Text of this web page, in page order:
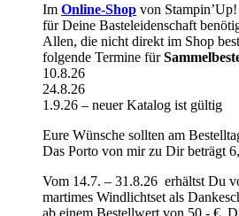
Im Online-Shop von
für Deine Basteleidenschaft
Allen, die nicht direkt im Shop
folgende Termine für
10.8.26
24.8.26
1.9.26 – neuer Katalog ist gültig
Eure Wünsche sollten am
Das Porto von mir zu Dir beträgt
Vom 14.7. – 31.8.26 erhältst Du
martimes Windlichtset als
ab einem Bestellwert von 50,- €.